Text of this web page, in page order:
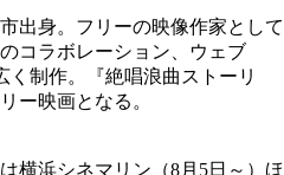
出身。フリーの映像作家として
コラボレーション、ウェブ
制作。『絶唱浪曲ストーリ
ー映画となる。
横浜シネマリン（8月5日～）ほ